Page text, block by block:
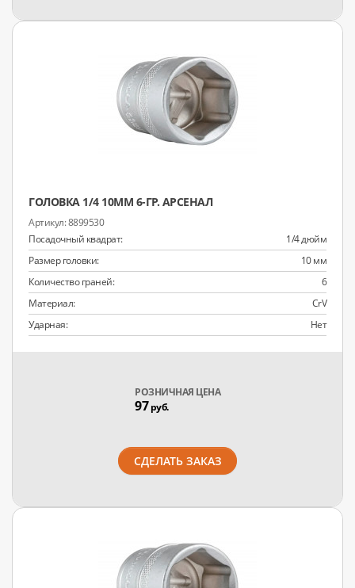
ГОЛОВКА 1/4 10ММ 6-ГР. АРСЕНАЛ
8899530
Посадочный квадрат:
1/4 дюйм
Размер головки:
10 мм
Количество граней:
6
Материал:
CrV
Ударная:
Нет
РОЗНИЧНАЯ ЦЕНА
97руб.
СДЕЛАТЬ ЗАКАЗ